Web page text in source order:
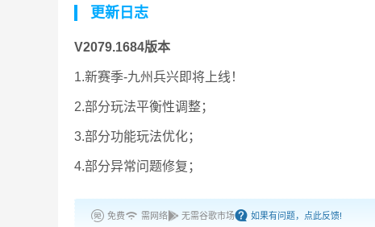
更新日志
V2079.1684版本
1.新赛季-九州兵兴即将上线！
2.部分玩法平衡性调整；
3.部分功能玩法优化；
4.部分异常问题修复；
免费 需网络 无需谷歌市场 如果有问题，点此反馈!